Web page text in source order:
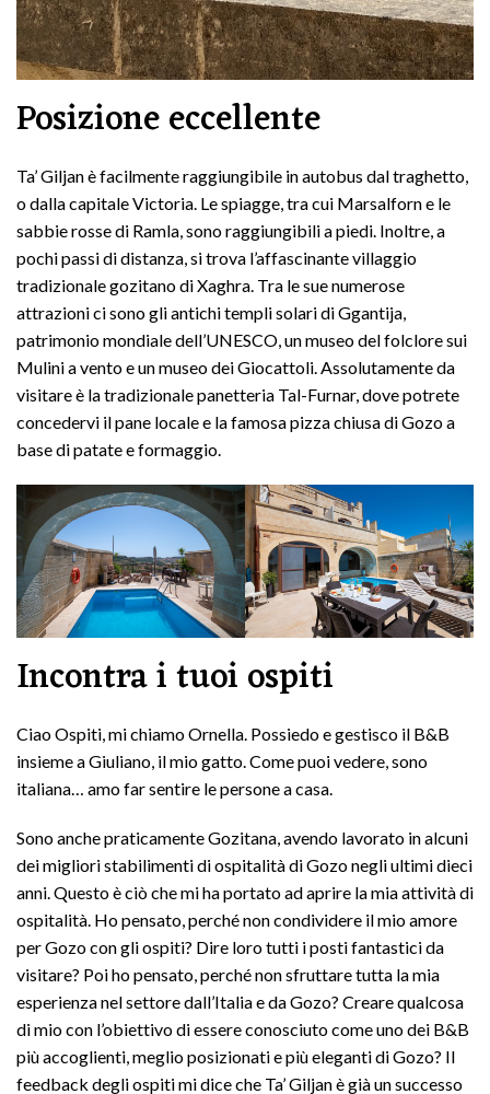
Posizione eccellente
Ta’ Giljan è facilmente raggiungibile in autobus dal traghetto,
o dalla capitale Victoria. Le spiagge, tra cui Marsalforn e le
sabbie rosse di Ramla, sono raggiungibili a piedi. Inoltre, a
pochi passi di distanza, si trova l’affascinante villaggio
tradizionale gozitano di Xaghra. Tra le sue numerose
attrazioni ci sono gli antichi templi solari di Ggantija,
patrimonio mondiale dell’UNESCO, un museo del folclore sui
Mulini a vento e un museo dei Giocattoli. Assolutamente da
visitare è la tradizionale panetteria Tal-Furnar, dove potrete
concedervi il pane locale e la famosa pizza chiusa di Gozo a
base di patate e formaggio.
Incontra i tuoi ospiti
Ciao Ospiti, mi chiamo Ornella. Possiedo e gestisco il B&B
insieme a Giuliano, il mio gatto. Come puoi vedere, sono
italiana… amo far sentire le persone a casa.
Sono anche praticamente Gozitana, avendo lavorato in alcuni
dei migliori stabilimenti di ospitalità di Gozo negli ultimi dieci
anni. Questo è ciò che mi ha portato ad aprire la mia attività di
ospitalità. Ho pensato, perché non condividere il mio amore
per Gozo con gli ospiti? Dire loro tutti i posti fantastici da
visitare? Poi ho pensato, perché non sfruttare tutta la mia
esperienza nel settore dall’Italia e da Gozo? Creare qualcosa
di mio con l’obiettivo di essere conosciuto come uno dei B&B
più accoglienti, meglio posizionati e più eleganti di Gozo? Il
feedback degli ospiti mi dice che Ta’ Giljan è già un successo